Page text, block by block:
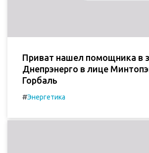
Приват нашел помощника в
Днепрэнерго в лице
Горбаль
#Энергетика